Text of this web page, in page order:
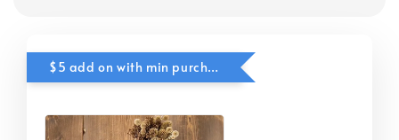
$5 add on with min purchase